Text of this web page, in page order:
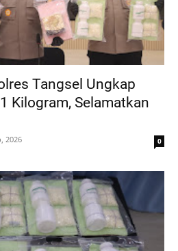
Tangsel Ungkap
Kilogram, Selamatkan
2026 0